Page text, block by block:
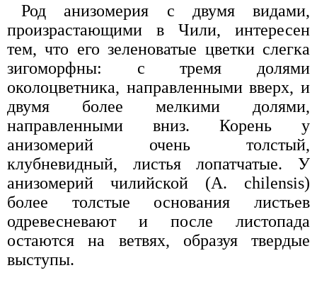
Род анизомерия с двумя видами,
произрастающими в Чили, интересен
тем, что его зеленоватые цветки слегка
зигоморфны: с тремя долями
околоцветника, направленными вверх, и
двумя более мелкими долями,
направленными вниз. Корень у
анизомерий очень толстый,
клубневидный, листья лопатчатые. У
анизомерий чилийской (A. chilensis)
более толстые основания листьев
одревесневают и после листопада
остаются на ветвях, образуя твердые
выступы.